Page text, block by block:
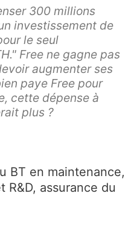
300 millions
investissement de
le seul
Free ne gagne pas
augmenter ses
paye Free pour
cette dépense à
plus ?
BT en maintenance,
assurance du